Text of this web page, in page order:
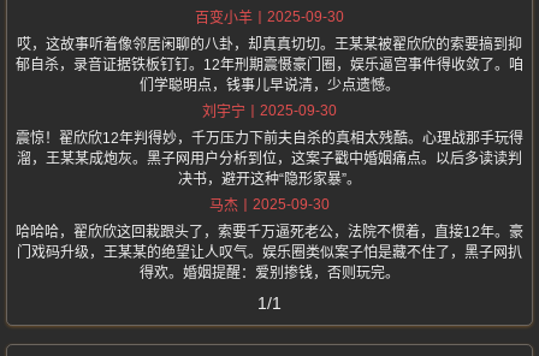
百变小羊
2025-09-30
哎，这故事听着像邻居闲聊的八卦，却真真切切。王某某被翟欣欣的索要搞到抑
郁自杀，录音证据铁板钉钉。12年刑期震慑豪门圈，娱乐逼宫事件得收敛了。咱
们学聪明点，钱事儿早说清，少点遗憾。
刘宇宁
2025-09-30
震惊！翟欣欣12年判得妙，千万压力下前夫自杀的真相太残酷。心理战那手玩得
溜，王某某成炮灰。黑子网用户分析到位，这案子戳中婚姻痛点。以后多读读判
决书，避开这种“隐形家暴”。
马杰
2025-09-30
哈哈哈，翟欣欣这回栽跟头了，索要千万逼死老公，法院不惯着，直接12年。豪
门戏码升级，王某某的绝望让人叹气。娱乐圈类似案子怕是藏不住了，黑子网扒
得欢。婚姻提醒：爱别掺钱，否则玩完。
1/1